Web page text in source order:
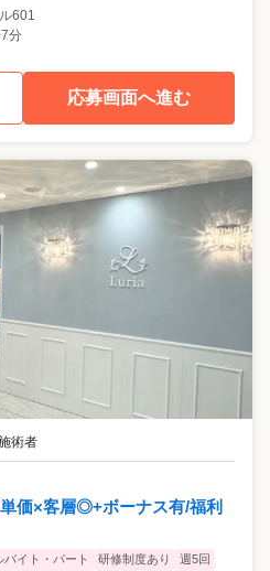
601
分
応募画面へ進む
術者
単価×客層◎+ボーナス有/福利
バイト・パート 研修制度あり
週5回